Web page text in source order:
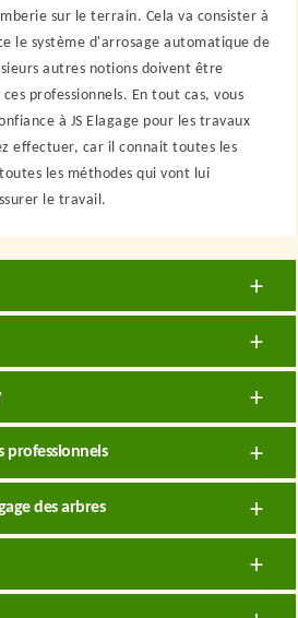
sur le terrain. Cela va consister à
le système d'arrosage automatique de
autres notions doivent être
professionnels. En tout cas, vous
à JS Elagage pour les travaux
effectuer, car il connait toutes les
les méthodes qui vont lui
le travail.
professionnels
des arbres